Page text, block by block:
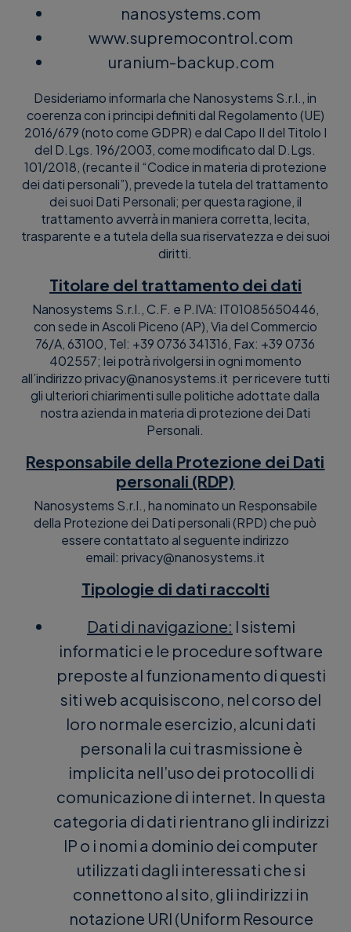
nanosystems.com
www.supremocontrol.com
uranium-backup.com
Desideriamo informarla che Nanosystems S.r.l., in
coerenza con i principi definiti dal Regolamento (UE)
2016/679 (noto come GDPR) e dal Capo II del Titolo I
del D.Lgs. 196/2003, come modificato dal D.Lgs.
101/2018, (recante il “Codice in materia di protezione
dei dati personali”), prevede la tutela del trattamento
dei suoi Dati Personali; per questa ragione, il
trattamento avverrà in maniera corretta, lecita,
trasparente e a tutela della sua riservatezza e dei suoi
diritti.
Titolare del trattamento dei dati
Nanosystems S.r.l., C.F. e P.IVA: IT01085650446,
con sede in Ascoli Piceno (AP), Via del Commercio
76/A, 63100, Tel: +39 0736 341316, Fax: +39 0736
402557; lei potrà rivolgersi in ogni momento
all’indirizzo privacy@nanosystems.it per ricevere tutti
gli ulteriori chiarimenti sulle politiche adottate dalla
nostra azienda in materia di protezione dei Dati
Personali.
Responsabile della Protezione dei Dati
personali (RDP)
Nanosystems S.r.l., ha nominato un Responsabile
della Protezione dei Dati personali (RPD) che può
essere contattato al seguente indirizzo
email: privacy@nanosystems.it
Tipologie di dati raccolti
Dati di navigazione: I sistemi
informatici e le procedure software
preposte al funzionamento di questi
siti web acquisiscono, nel corso del
loro normale esercizio, alcuni dati
personali la cui trasmissione è
implicita nell’uso dei protocolli di
comunicazione di internet. In questa
categoria di dati rientrano gli indirizzi
IP o i nomi a dominio dei computer
utilizzati dagli interessati che si
connettono al sito, gli indirizzi in
notazione URI (Uniform Resource